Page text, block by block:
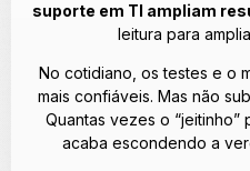
suporte em TI ampliam
leitura para
No cotidiano, os testes e o
mais confiáveis. Mas não
Quantas vezes o “jeitinho”
acaba escondendo a